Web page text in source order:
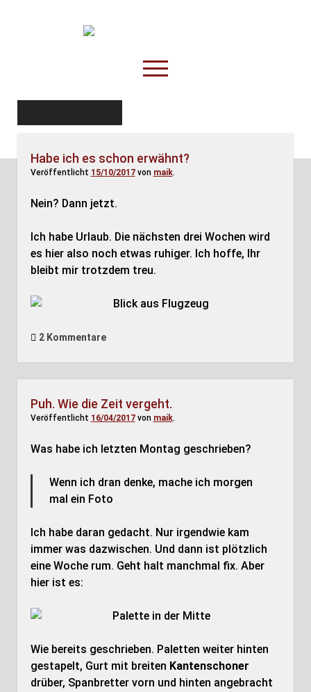
TruckOnline.de
open
menu
facebook
Spesenliste
Habe ich es schon erwähnt?
Veröffentlicht 15/10/2017von maik.
Nein? Dann jetzt.
Ich habe Urlaub. Die nächsten drei Wochen wird
es hier also noch etwas ruhiger. Ich hoffe, Ihr
bleibt mir trotzdem treu.
2 Kommentare
Puh. Wie die Zeit vergeht.
Veröffentlicht 16/04/2017von maik.
Was habe ich letzten Montag geschrieben?
Wenn ich dran denke, mache ich morgen
mal ein Foto
Ich habe daran gedacht. Nur irgendwie kam
immer was dazwischen. Und dann ist plötzlich
eine Woche rum. Geht halt manchmal fix. Aber
hier ist es:
Wie bereits geschrieben. Paletten weiter hinten
gestapelt, Gurt mit breiten Kantenschoner
drüber, Spanbretter vorn und hinten angebracht